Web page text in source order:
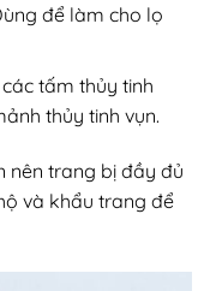
để làm cho lọ
tấm thủy tinh
thủy tinh vụn.
nên trang bị đầy đủ
và khẩu trang để